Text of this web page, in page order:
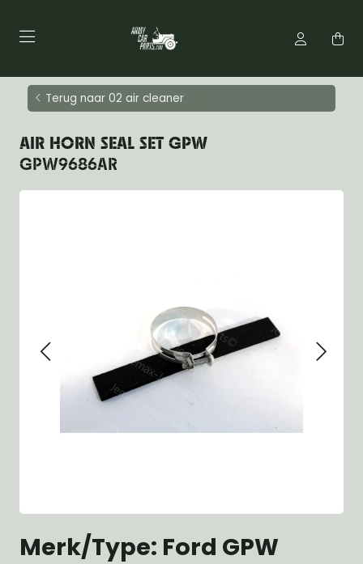
Terug naar 02 air cleaner
AIR HORN SEAL SET GPW
GPW9686AR
Merk/Type: Ford GPW